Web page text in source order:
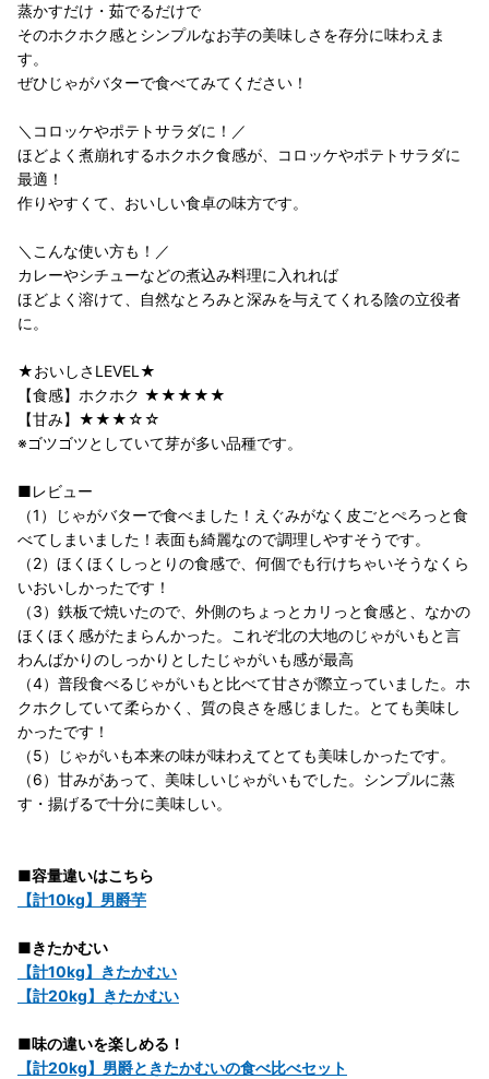
蒸かすだけ・茹でるだけで
そのホクホク感とシンプルなお芋の美味しさを存分に味わえま
す。
ぜひじゃがバターで食べてみてください！
＼コロッケやポテトサラダに！／
ほどよく煮崩れするホクホク食感が、コロッケやポテトサラダに
最適！
作りやすくて、おいしい食卓の味方です。
＼こんな使い方も！／
カレーやシチューなどの煮込み料理に入れれば
ほどよく溶けて、自然なとろみと深みを与えてくれる陰の立役者
に。
★おいしさLEVEL★
【食感】ホクホク ★★★★★
【甘み】★★★☆☆
※ゴツゴツとしていて芽が多い品種です。
■レビュー
（1）じゃがバターで食べました！えぐみがなく皮ごとぺろっと食
べてしまいました！表面も綺麗なので調理しやすそうです。
（2）ほくほくしっとりの食感で、何個でも行けちゃいそうなくら
いおいしかったです！
（3）鉄板で焼いたので、外側のちょっとカリっと食感と、なかの
ほくほく感がたまらんかった。これぞ北の大地のじゃがいもと言
わんばかりのしっかりとしたじゃがいも感が最高
（4）普段食べるじゃがいもと比べて甘さが際立っていました。ホ
クホクしていて柔らかく、質の良さを感じました。とても美味し
かったです！
（5）じゃがいも本来の味が味わえてとても美味しかったです。
（6）甘みがあって、美味しいじゃがいもでした。シンプルに蒸
す・揚げるで十分に美味しい。
■容量違いはこちら
【計10kg】男爵芋
■きたかむい
【計10kg】きたかむい
【計20kg】きたかむい
■味の違いを楽しめる！
【計20kg】男爵ときたかむいの食べ比べセット